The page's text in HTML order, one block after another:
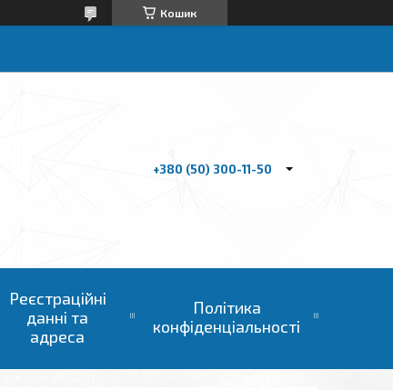
Кошик
+380 (50) 300-11-50
Реєстраційні
данні та
адреса
Політика
конфіденціальності